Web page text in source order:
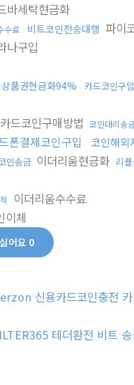
바세탁현금화
수료 비트코인전송대행 파이
나구입
품권현금화94% 카드코인구
드코인구매방법 코인대리송
폰결제코인구입 코인해외
인송금 이더리움현금화 리
이더리움수수료
이체
싫어요 0
신용카드코인충전 카
테더환전 비트